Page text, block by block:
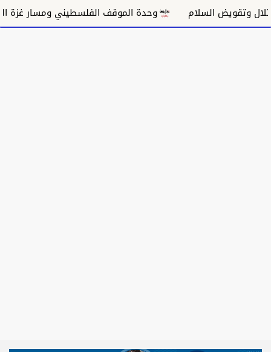
السلام وحدة الموقف الفلسطيني ومسار غزة السياسي